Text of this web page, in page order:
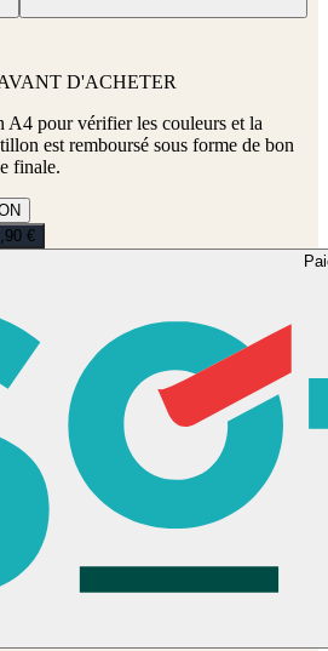
D'ACHETER
A4 pour vérifier les couleurs et la
est remboursé sous forme de bon
finale.
€